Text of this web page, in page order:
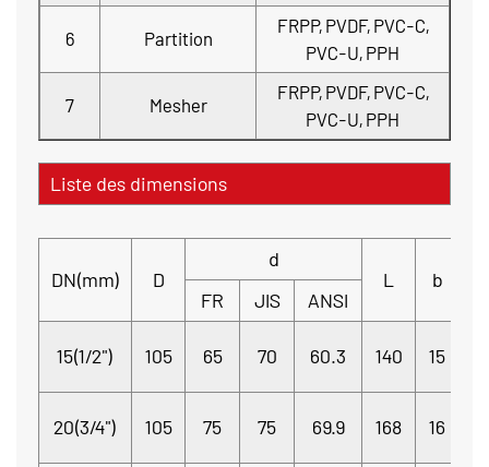
6 Partition
FRPP, PVDF, PVC-C,
PVC-U, PPH
7 Mesher
FRPP, PVDF, PVC-C,
PVC-U, PPH
Liste des dimensions
DN(mm) D
d
L
b
FR
JIS ANSI
15(1/2") 105 65 70 60.3 140 15
20(3/4") 105 75 75 69.9 168 16